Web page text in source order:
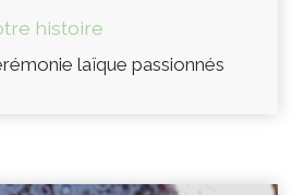
histoire
laïque passionnés